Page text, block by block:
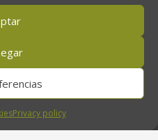
Privacy policy